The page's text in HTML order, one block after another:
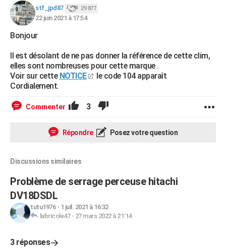
Destinations
City break
Voyage nature
Voyage de noces
Forum
Climat
+PHOTO
GUIDES D'ACHAT
BONS PLANS
CARTE DE VOEUX
Carte de Noël
Carte Bonne année
Carte Saint-Valentin
Carte Pâques
Carte d'anniversaire
Dictionnaire
Biographies
Citations
Expressions
Proverbes
COPAINS D'AVANT
Bricolage
Lifestyle
Culture
Sport
Auto
Television
Voyage
Cinema
stf_jpd87 29 877
22 juin 2021 à 17:54
Bonjour
Il est désolant de ne pas donner la référence de cette clim,
elles sont nombreuses pour cette marque .
Voir sur cette NOTICE
le code 104 apparaît
Cordialement.
Commenter 3
Répondre Posez votre question
Discussions similaires
Problème de serrage perceuse hitachi
DV18DSDL
tutu1976- 1 juil. 2021 à 16:32
labricole47- 27 mars 2022 à 21:14
3 réponses